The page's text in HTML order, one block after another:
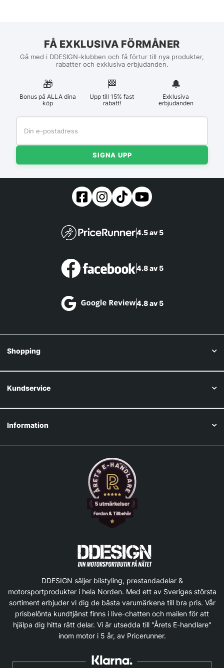
FÅ EXKLUSIVA FÖRMÅNER
Gå med i DDESIGN-klubben och få förtur till nya produkter,
rabatter och exklusiva erbjudanden.
🎁
Bonus på ALLA dina
köp
🏁︎
Upp till 15% fast
rabatt!
🔔
Exklusiva
erbjudanden
SIGNA UPP
4.5 av 5
4.8 av 5
4.8 av 5
Shopping
Kundservice
Information
DDESIGN säljer bilstyling, prestandadelar &
motorsportprodukter i hela Norden. Med ett av Sveriges största
sortiment erbjuder vi dig de bästa varumärkena till bra pris. Vår
prisbelönta kundtjänst finns i live-chatten och mailen för att
hjälpa dig hitta rätt delar. Vi är utsedda till "Årets E-handlare"
inom motor i 5 år, av Pricerunner.